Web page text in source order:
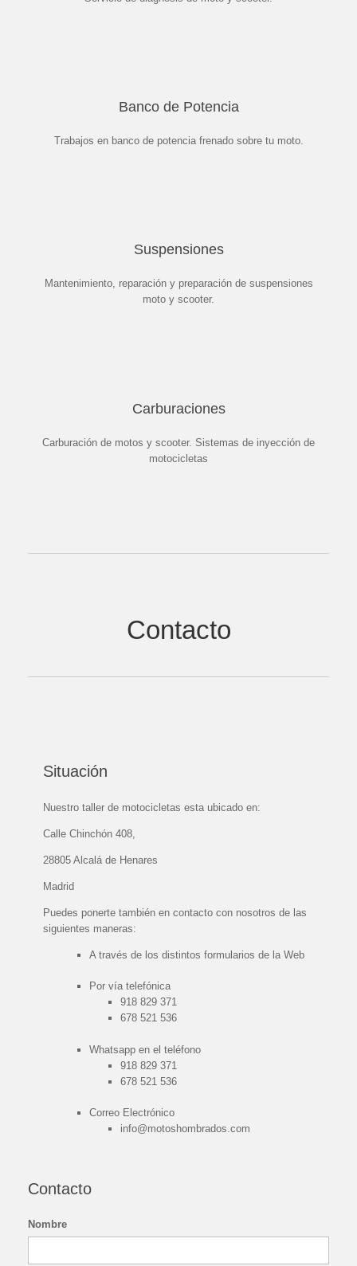
Banco de Potencia
Trabajos en banco de potencia frenado sobre tu moto.
Suspensiones
Mantenimiento, reparación y preparación de suspensiones
moto y scooter.
Carburaciones
Carburación de motos y scooter. Sistemas de inyección de
motocicletas
Contacto
Situación
Nuestro taller de motocicletas esta ubicado en:
Calle Chinchón 408,
28805 Alcalá de Henares
Madrid
Puedes ponerte también en contacto con nosotros de las
siguientes maneras:
A través de los distintos formularios de la Web
Por vía telefónica
918 829 371
678 521 536
Whatsapp en el teléfono
918 829 371
678 521 536
Correo Electrónico
info@motoshombrados.com
Contacto
Nombre